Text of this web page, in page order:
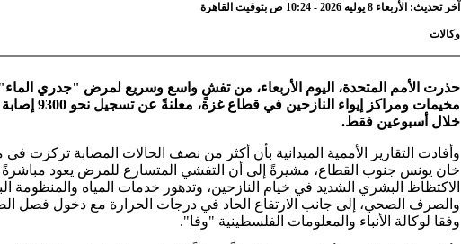
آخر تحديث: الأربعاء 8 يوليه 2026 - 10:24 ص بتوقيت القاهرة
وكالات
حذرت الأمم المتحدة، اليوم الأربعاء، من تفشٍ واسع وسريع لمرض "جدري
مخيمات ومراكز إيواء
خلال أسبوعين فقط.
وأفادت التقارير الأممية الميدانية بأن أكثر من نصف الحالات المصابة تركزت
خان يونس جنوب القطاع، مشيرةً إلى أن التفشي المتسارع للمرض يعود مباشرةً
الاكتظاظ البشري الشديد في خيام النازحين، وتدهور خدمات المياه والمنظومة
والصرف الصحي، إلى جانب الارتفاع الحاد في درجات الحرارة مع دخول فصل
وفقا لوكالة الأنباء والمعلومات الفلسطينية "وفا".